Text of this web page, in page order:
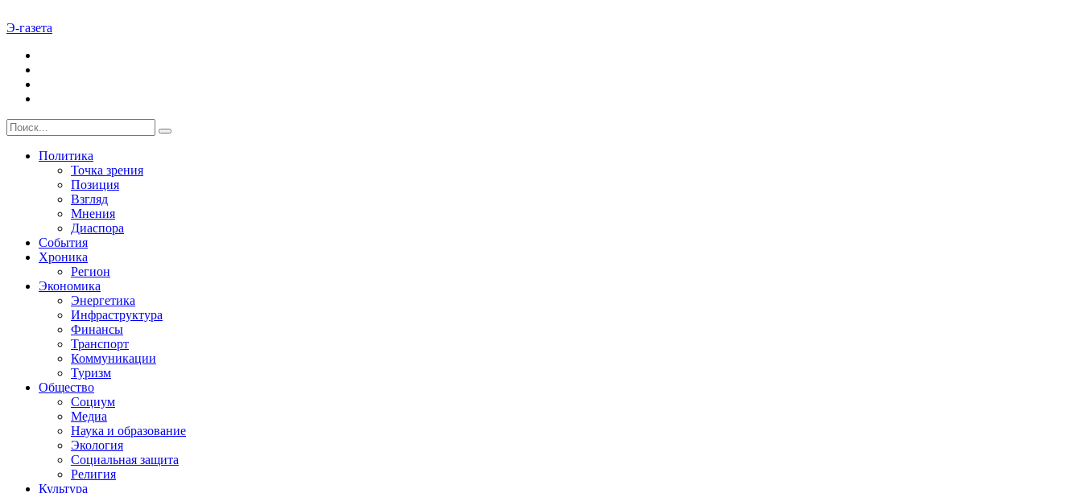
Э-газета
Политика
Точка зрения
Позиция
Взгляд
Мнения
Диаспора
События
Хроника
Регион
Экономика
Энергетика
Инфраструктура
Финансы
Транспорт
Коммуникации
Туризм
Общество
Социум
Медиа
Наука и образование
Экология
Социальная защита
Религия
Культура